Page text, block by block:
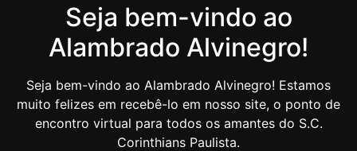
Seja bem-vindo ao
Alambrado Alvinegro!
Seja bem-vindo ao Alambrado Alvinegro! Estamos
muito felizes em recebê-lo em nosso site, o ponto de
encontro virtual para todos os amantes do S.C.
Corinthians Paulista.